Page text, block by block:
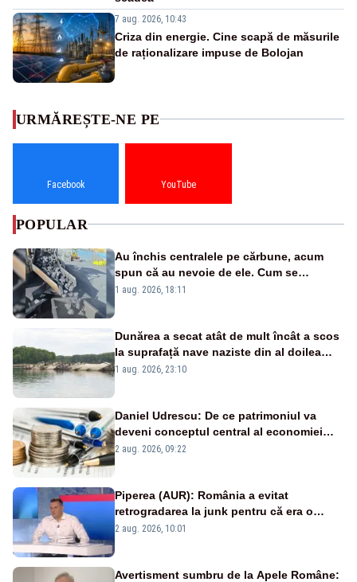
7 aug. 2026, 10:43
Criza din energie. Cine scapă de măsurile
de raționalizare impuse de Bolojan
URMĂREȘTE-NE PE
Facebook YouTube
POPULAR
Au închis centralele pe cărbune, acum
spun că au nevoie de ele. Cum se
pasează vina în plină criză energetică
1 aug. 2026, 18:11
Dunărea a secat atât de mult încât a scos
la suprafață nave naziste din al doilea
război mondial
1 aug. 2026, 23:10
Daniel Udrescu: De ce patrimoniul va
deveni conceptul central al economiei
viitoare?
2 aug. 2026, 09:22
Piperea (AUR): România a evitat
retrogradarea la junk pentru că era o
catastrofă pentru bănci și fondurile de
2 aug. 2026, 10:01
Avertisment sumbru de la Apele Române: